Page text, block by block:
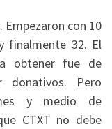
Empezaron con 10
finalmente 32. El
obtener fue de
donativos. Pero
y medio de
CTXT no debe